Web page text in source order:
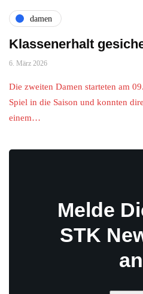
damen
Klassenerhalt
6. März 2026
Die zweiten Damen starteten am
Spiel in die Saison und konnten
einem…
Melde
STK